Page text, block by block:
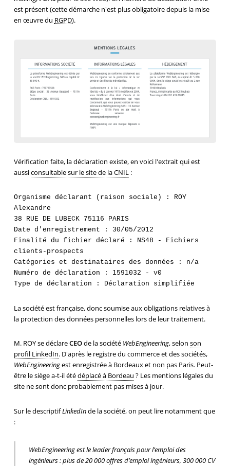
est présent (cette démarche n'est plus obligatoire depuis la mise
en œuvre du RGPD).
Vérification faite, la déclaration existe, en voici l'extrait qui est
aussiconsultable sur le site de la CNIL:
Organisme déclarant (raison sociale) : ROY
Alexandre
38 RUE DE LUBECK 75116 PARIS
Date d'enregistrement : 30/05/2012
Finalité du fichier déclaré : NS48 - Fichiers
clients-prospects
Catégories et destinataires des données : n/a
Numéro de déclaration : 1591032 - v0
La société est française, donc soumise aux obligations relatives à
la protection des données personnelles lors de leur traitement.
M. ROY se déclareCEOde la société WebEngineering, selon son
profil LinkedIn. D'après le registre du commerce et des sociétés,
WebEngineeringest enregistrée à Bordeaux et non pas Paris. Peut-
être le siège a-t-il étédéplacé à Bordeau ? Les mentions légales du
site ne sont donc probablement pas mises à jour.
Sur le descriptifLinkedInde la société, on peut lire notamment que
:
WebEngineering est le leader français pour l’emploi des
ingénieurs : plus de 20 000 offres d’emploi ingénieurs, 300 000 CV